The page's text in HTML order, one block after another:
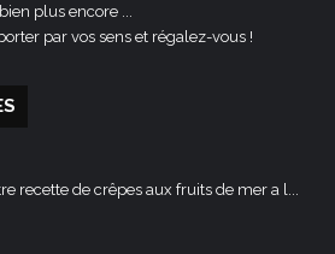
bien plus encore ...
par vos sens et régalez-vous !
recette de crêpes aux fruits de mer a l...